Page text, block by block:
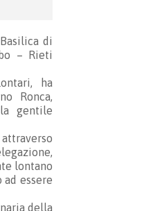
di
– Rieti
ha
Ronca,
gentile
lontano
essere
della